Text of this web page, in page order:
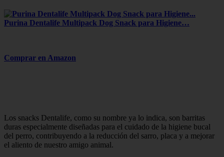
Purina Dentalife Multipack Dog Snack para Higiene…
Comprar en Amazon
Los snacks Dentalife, como su nombre ya lo indica, son barritas
duras especialmente diseñadas para el cuidado de la higiene bucal
del perro, contribuyendo a la reducción del sarro, placa y a mejorar
el aliento de nuestro amigo animal.